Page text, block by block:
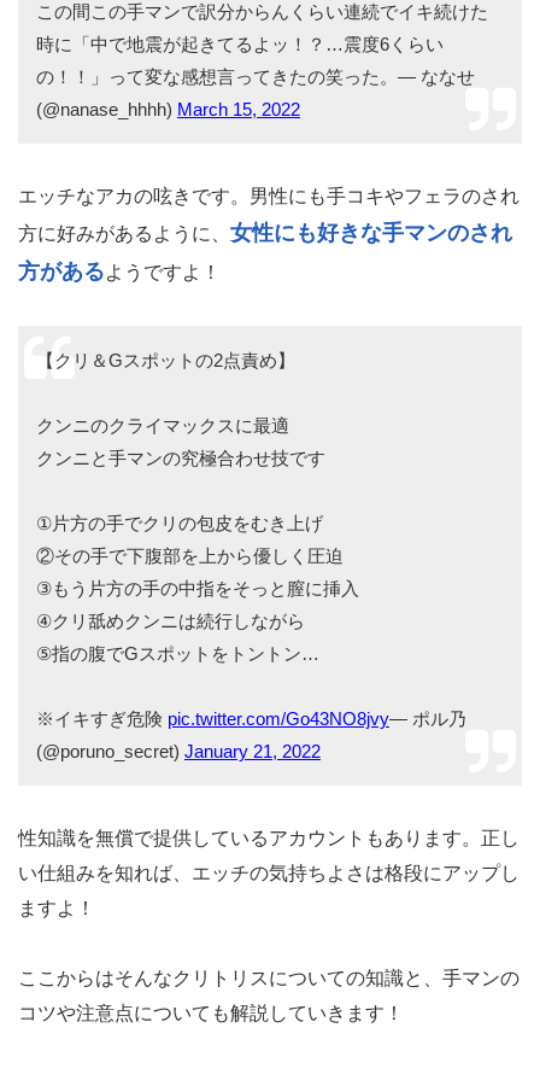
この間この手マンで訳分からんくらい連続でイキ続けた
時に「中で地震が起きてるよッ！？…震度6くらい
の！！」って変な感想言ってきたの笑った。— ななせ
(@nanase_hhhh) March 15, 2022
エッチなアカの呟きです。男性にも手コキやフェラのされ
方に好みがあるように、 女性にも好きな手マンのされ
方があるようですよ！
【クリ＆Gスポットの2点責め】
クンニのクライマックスに最適
クンニと手マンの究極合わせ技です
①片方の手でクリの包皮をむき上げ
②その手で下腹部を上から優しく圧迫
③もう片方の手の中指をそっと膣に挿入
④クリ舐めクンニは続行しながら
⑤指の腹でGスポットをトントン…
※イキすぎ危険 pic.twitter.com/Go43NO8jvy— ポル乃
(@poruno_secret) January 21, 2022
性知識を無償で提供しているアカウントもあります。正し
い仕組みを知れば、エッチの気持ちよさは格段にアップし
ますよ！
ここからはそんなクリトリスについての知識と、手マンの
コツや注意点についても解説していきます！